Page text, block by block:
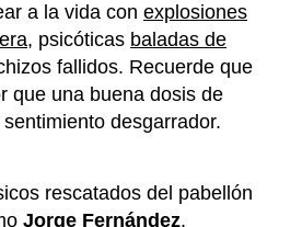
a la vida con explosiones
, psicóticas baladas de
fallidos. Recuerde que
que una buena dosis de
desgarrador.
rescatados del pabellón
Jorge Fernández,